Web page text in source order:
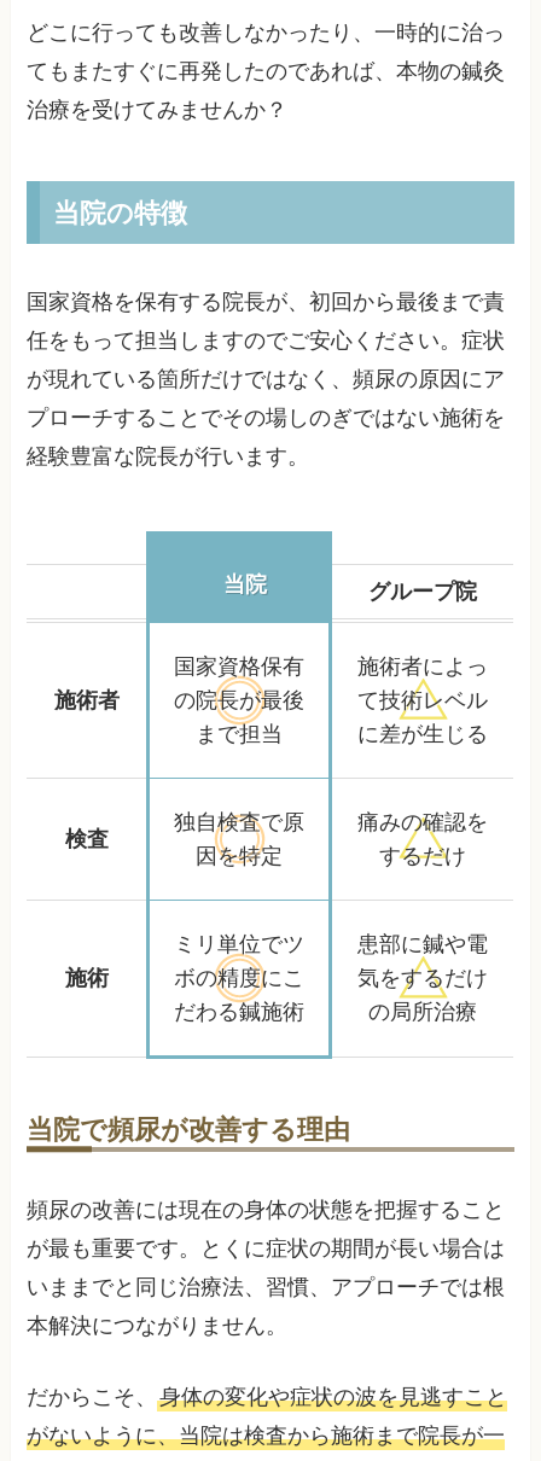
どこに行っても改善しなかったり、一時的に治っ
てもまたすぐに再発したのであれば、本物の鍼灸
治療を受けてみませんか？
当院の特徴
国家資格を保有する院長が、初回から最後まで責
任をもって担当しますのでご安心ください。症状
が現れている箇所だけではなく、頻尿の原因にア
プローチすることでその場しのぎではない施術を
経験豊富な院長が行います。
当院 グループ院
施術者
国家資格保有
の院長が最後
まで担当
施術者によっ
て技術レベル
に差が生じる
検査
独自検査で原
因を特定
痛みの確認を
するだけ
施術
ミリ単位でツ
ボの精度に こ
だわる鍼施術
患部に鍼や電
気をするだけ
の局所治療
当院で頻尿が改善する理由
頻尿の改善には現在の身体の状態を把握すること
が最も重要です。とくに症状の期間が長い場合は
いままでと同じ治療法、習慣、アプローチでは根
本解決につながりません。
だからこそ、身体の変化や症状の波を見逃すこと
がないように、当院は検査から施術まで院長が一